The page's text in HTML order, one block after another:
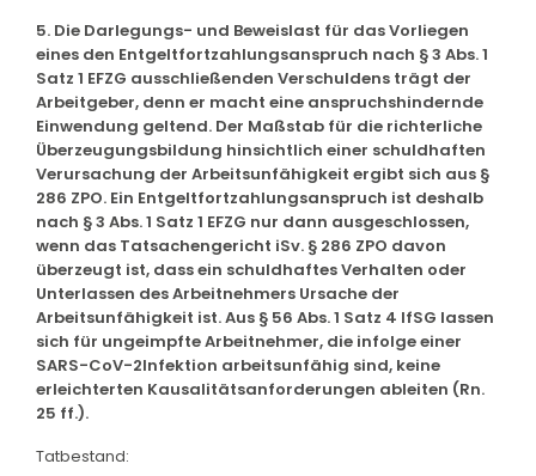
5. Die Darlegungs- und Beweislast für das Vorliegen
eines den Entgeltfortzahlungsanspruch nach § 3 Abs. 1
Satz 1 EFZG ausschließenden Verschuldens trägt der
Arbeitgeber, denn er macht eine anspruchshindernde
Einwendung geltend. Der Maßstab für die richterliche
Überzeugungsbildung hinsichtlich einer schuldhaften
Verursachung der Arbeitsunfähigkeit ergibt sich aus §
286 ZPO. Ein Entgeltfortzahlungsanspruch ist deshalb
nach § 3 Abs. 1 Satz 1 EFZG nur dann ausgeschlossen,
wenn das Tatsachengericht iSv. § 286 ZPO davon
überzeugt ist, dass ein schuldhaftes Verhalten oder
Unterlassen des Arbeitnehmers Ursache der
Arbeitsunfähigkeit ist. Aus § 56 Abs. 1 Satz 4 IfSG lassen
sich für ungeimpfte Arbeitnehmer, die infolge einer
SARS-CoV-2Infektion arbeitsunfähig sind, keine
erleichterten Kausalitätsanforderungen ableiten (Rn.
25 ff.).
Tatbestand: